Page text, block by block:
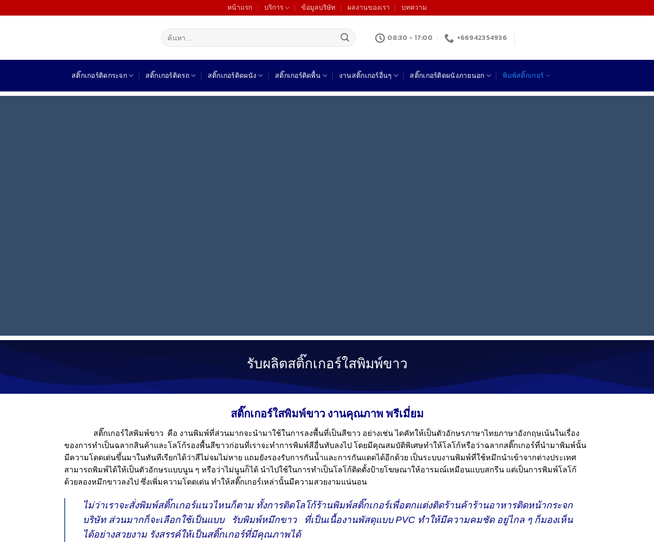
หน้าแรก บริการ ข้อมูลบริษัท ผลงานของเรา บทความ
ค้นหา: 08:30 - 17:00 +66942354936
สติ๊กเกอร์ติดกระจก สติ๊กเกอร์ติดรถ สติ๊กเกอร์ติดผนัง สติ๊กเกอร์ติดพื้น งานสติ๊กเกอร์อื่นๆ สติ๊กเกอร์ติดผนังภายนอก พิมพ์สติ๊กเกอร์
รับผลิตสติ๊กเกอร์ใสพิมพ์ขาว
สติ๊กเกอร์ใสพิมพ์ขาว งานคุณภาพ พรีเมี่ยม
สติ๊กเกอร์ใสพิมพ์ขาว คือ งานพิมพ์ที่ส่วนมากจะนำมาใช้ในการลงพื้นที่เป็นสีขาว อย่างเช่น ไดคัทให้เป็นตัวอักษรภาษาไทยภาษาอังกฤษเน้นในเรื่อง
ของการทำเป็นฉลากสินค้าและโลโก้รองพื้นสีขาวก่อนที่เราจะทำการพิมพ์สีอื่นทับลงไป โดยมีคุณสมบัติพิเศษทำให้โลโก้หรือว่าฉลากสติ๊กเกอร์ที่นำมาพิมพ์นั้น
มีความโดดเด่นขึ้นมาในทันทีเรียกได้ว่าสีไม่จมไม่หาย แถมยังรองรับการกันน้ำและการกันแดดได้อีกด้วย เป็นระบบงานพิมพ์ที่ใช้หมึกนำเข้าจากต่างประเทศ
สามารถพิมพ์ได้ให้เป็นตัวอักษรแบบนูน ๆ หรือว่าไม่นูนก็ได้ นำไปใช้ในการทำเป็นโลโก้ติดตั้งป้ายโฆษณาให้อารมณ์เหมือนแบบสกรีน แต่เป็นการพิมพ์โลโก้
ด้วยลองหมึกขาวลงไป ซึ่งเพิ่มความโดดเด่น ทำให้สติ๊กเกอร์เหล่านั้นมีความสวยงามแน่นอน
ไม่ว่าเราจะสั่งพิมพ์สติ๊กเกอร์แนวไหนก็ตาม ทั้งการติดโลโก้ร้านพิมพ์สติ๊กเกอร์เพื่อตกแต่งติดร้านค้าร้านอาหารติดหน้ากระจก
บริษัท ส่วนมากก็จะเลือกใช้เป็นแบบ
รับพิมพ์หมึกขาวที่เป็นเนื้องานพัสดุแบบ PVC ทำให้มีความคมชัด อยู่ไกล ๆ ก็มองเห็น
ได้อย่างสวยงาม รังสรรค์ให้เป็นสติ๊กเกอร์ที่มีคุณภาพได้